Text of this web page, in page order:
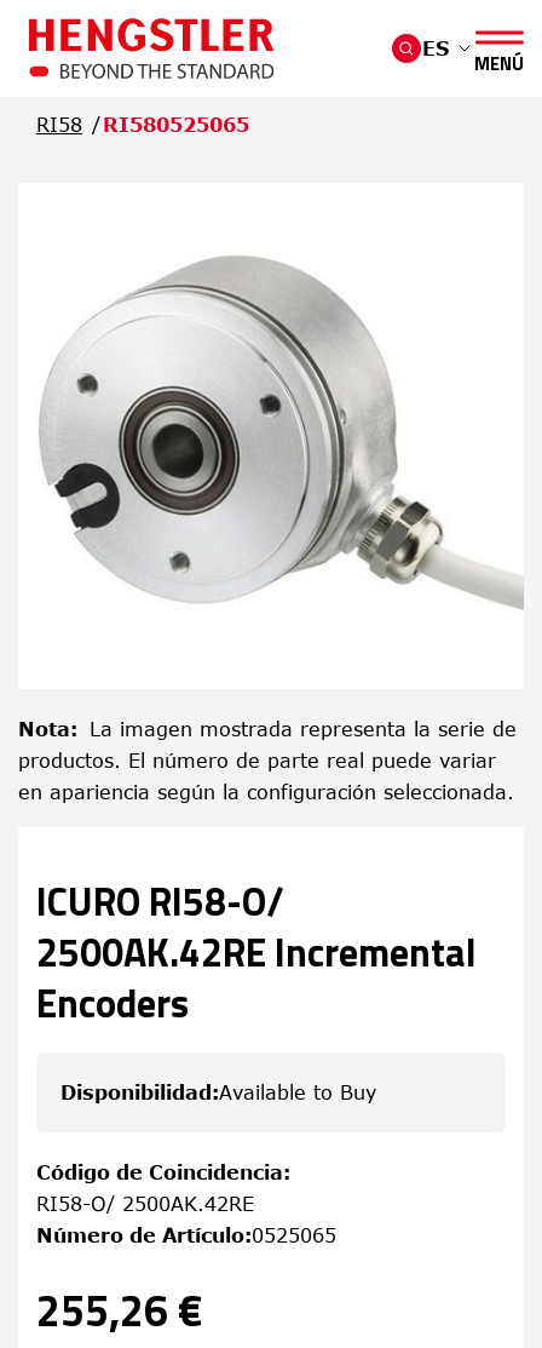
Saltar al contenido principal
ES
MENÚ
RI58 RI580525065
Nota: La imagen mostrada representa la serie de
productos. El número de parte real puede variar
en apariencia según la configuración seleccionada.
ICURO RI58-O/
2500AK.42RE Incremental
Encoders
Disponibilidad :Available to Buy
Código de Coincidencia:
RI58-O/ 2500AK.42RE
Número de Artículo:0525065
255,26 €